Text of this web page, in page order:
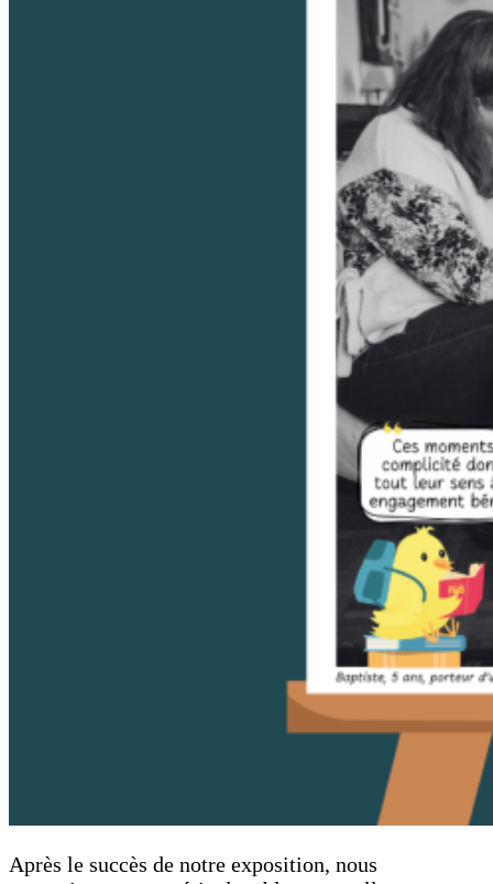
Après le succès de notre exposition, nous